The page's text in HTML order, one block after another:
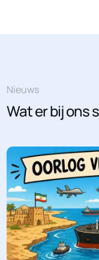
Nieuws
Wat er bij ons